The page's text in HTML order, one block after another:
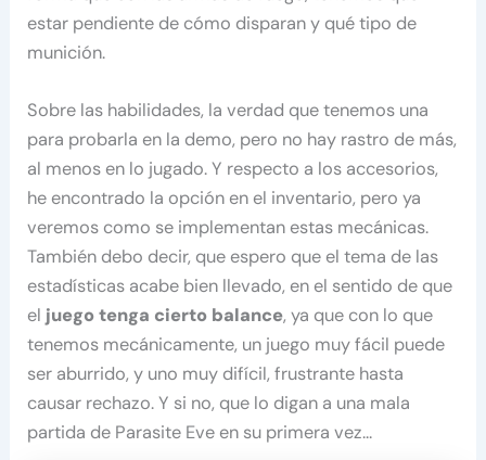
estar pendiente de cómo disparan y qué tipo de
munición.
Sobre las habilidades, la verdad que tenemos una
para probarla en la demo, pero no hay rastro de más,
al menos en lo jugado. Y respecto a los accesorios,
he encontrado la opción en el inventario, pero ya
veremos como se implementan estas mecánicas.
También debo decir, que espero que el tema de las
estadísticas acabe bien llevado, en el sentido de que
el juego tenga cierto balance, ya que con lo que
tenemos mecánicamente, un juego muy fácil puede
ser aburrido, y uno muy difícil, frustrante hasta
causar rechazo. Y si no, que lo digan a una mala
partida de Parasite Eve en su primera vez…